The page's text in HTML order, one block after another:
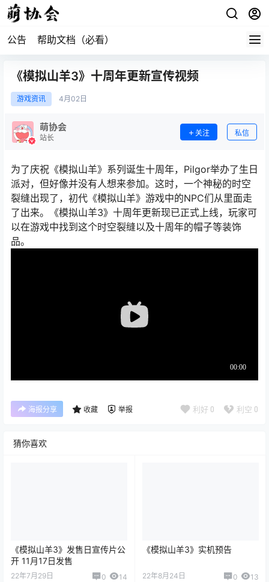
公告 帮助文档（必看）
《模拟山羊3》十周年更新宣传视频
游戏资讯 4月 02日
萌协会
站长
关注 私信
为了庆祝《模拟山羊》系列诞生十周年，Pilgor举办了生日
派对，但好像并没有人想来参加。这时，一个神秘的时空
裂缝出现了，初代《模拟山羊》游戏中的NPC们从里面走
了出来。《模拟山羊3》十周年更新现已正式上线，玩家可
以在游戏中找到这个时空裂缝以及十周年的帽子等装饰
品。
海报分享 收藏 举报 利好 0 利空 0
猜你喜欢
《模拟山羊3》发售日宣传片公
开 11月17日发售
22年7月29日 0 14
《模拟山羊3》实机预告
22年8月24日 0 13